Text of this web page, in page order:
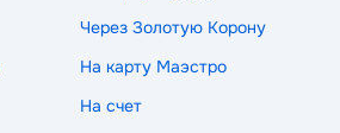
Через Золотую Корону
На карту Маэстро
На счет